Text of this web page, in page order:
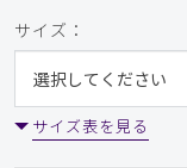
サイズ：
サイズ表を見る